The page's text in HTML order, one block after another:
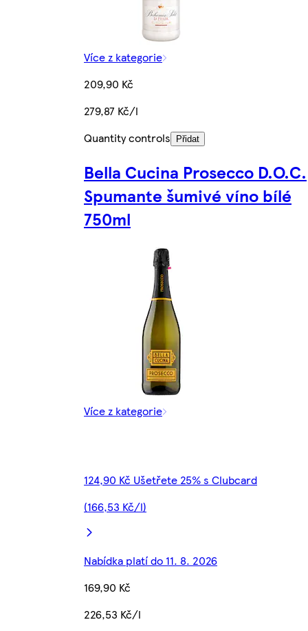
Více z kategorie
209,90 Kč
279,87 Kč/l
Quantity controls
Přidat
Bella Cucina Prosecco D.O.C.
Spumante šumivé víno bílé
750ml
Více z kategorie
124,90 Kč Ušetřete 25% s Clubcard
(166,53 Kč/l)
Nabídka platí do 11. 8. 2026
169,90 Kč
226,53 Kč/l